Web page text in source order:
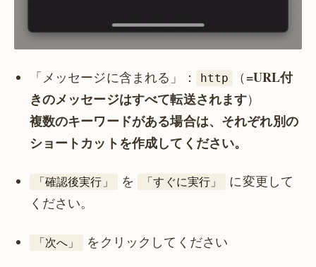
「メッセージに含まれる」： http （=URL付
きのメッセージはすべて転送されます）
複数のキーワードがある場合は、それぞれ別の
ショートカットを作成してください。
「確認後実行」 を 「すぐに実行」
に変更して
ください。
「次へ」 をクリックしてください